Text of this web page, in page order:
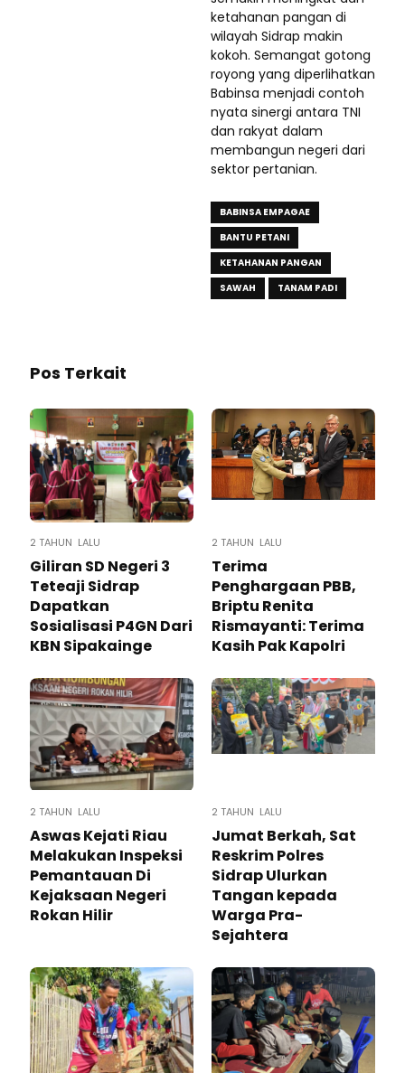
ketahanan pangan di
wilayah Sidrap makin
kokoh. Semangat gotong
royong yang diperlihatkan
Babinsa menjadi contoh
nyata sinergi antara TNI
dan rakyat dalam
membangun negeri dari
sektor pertanian.
BABINSA EMPAGAE
BANTU PETANI
KETAHANAN PANGAN
SAWAH
TANAM PADI
Pos Terkait
2 TAHUN LALU
Giliran SD Negeri 3
Teteaji Sidrap
Dapatkan
Sosialisasi P4GN Dari
KBN Sipakainge
2 TAHUN LALU
Terima
Penghargaan PBB,
Briptu Renita
Rismayanti: Terima
Kasih Pak Kapolri
2 TAHUN LALU
Aswas Kejati Riau
Melakukan Inspeksi
Pemantauan Di
Kejaksaan Negeri
Rokan Hilir
2 TAHUN LALU
Jumat Berkah, Sat
Reskrim Polres
Sidrap Ulurkan
Tangan kepada
Warga Pra-
Sejahtera